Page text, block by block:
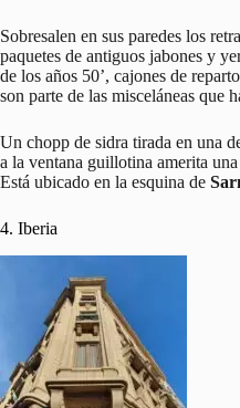
Sobresalen en sus paredes los
paquetes de antiguos jabones y
de los años 50’, cajones de
son parte de las misceláneas que
Un chopp de sidra tirada en una
a la ventana guillotina amerita
Está ubicado en la esquina de
4. Iberia